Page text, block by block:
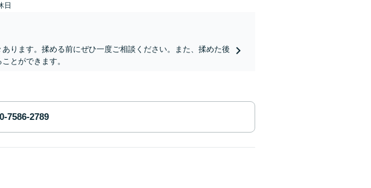
日
ります。揉める前にぜひ一度ご相談ください。また、揉めた後
とができます。